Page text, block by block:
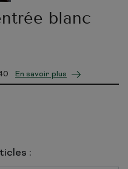
blanc
En savoir plus
: